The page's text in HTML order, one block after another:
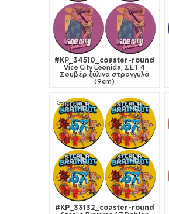
#KP_34510_coaster-round
Vice City Leonida, ΣΕΤ 4
Σουβέρ ξύλινα στρογγυλά
(9cm)
Gaming
#KP_33132_coaster-round